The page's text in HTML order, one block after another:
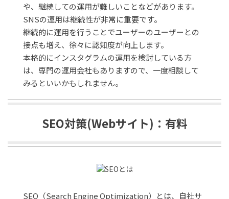
や、継続しての運用が難しいことなどがあります。
SNSの運用は継続性が非常に重要です。
継続的に運用を行うことでユーザーのユーザーとの
接点も増え、徐々に認知度が向上します。
本格的にインスタグラムの運用を検討している方
は、専門の運用会社もありますので、一度相談して
みるといいかもしれません。
SEO対策(Webサイト)：有料
SEO（Search Engine Optimization）とは、自社サ